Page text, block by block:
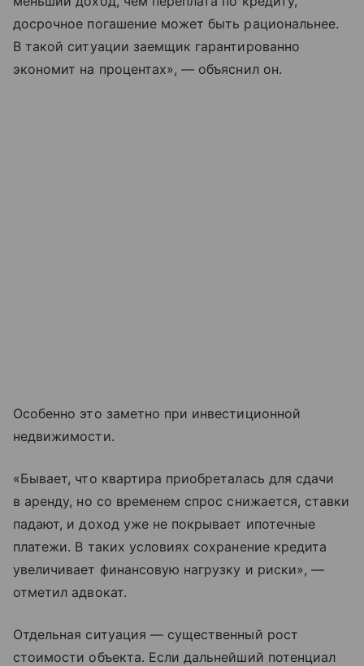
досрочное погашение может быть рациональнее.
В такой ситуации заемщик гарантированно
экономит на процентах», — объяснил он.
Особенно это заметно при инвестиционной
недвижимости.
«Бывает, что квартира приобреталась для сдачи
в аренду, но со временем спрос снижается, ставки
падают, и доход уже не покрывает ипотечные
платежи. В таких условиях сохранение кредита
увеличивает финансовую нагрузку и риски», —
отметил адвокат.
Отдельная ситуация — существенный рост
стоимости объекта. Если дальнейший потенциал